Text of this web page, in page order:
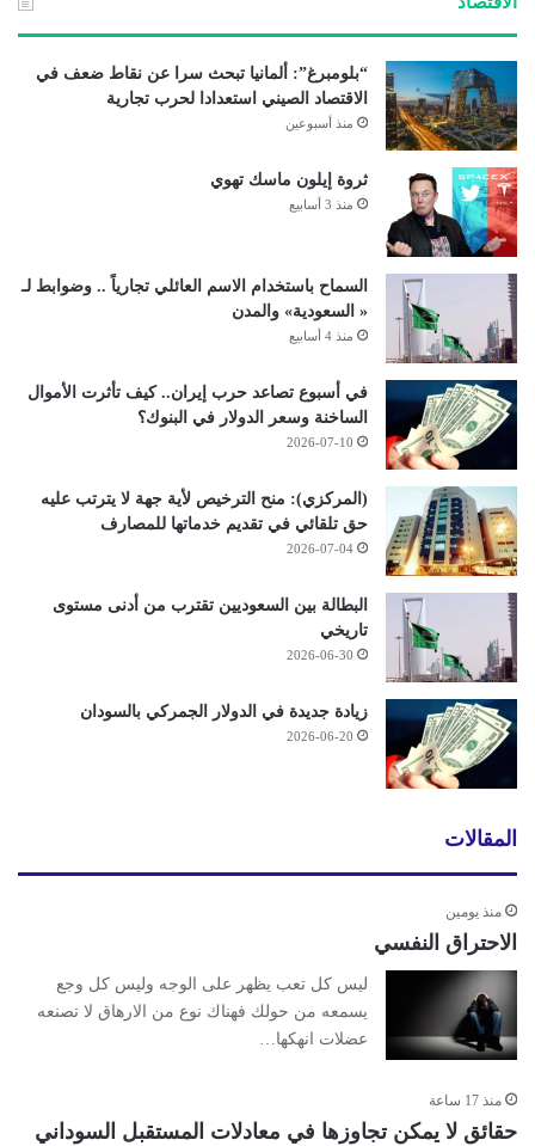
“بلومبرغ”: ألمانيا تبحث سرا عن نقاط ضعف في
الاقتصاد الصيني استعدادا لحرب تجارية
منذ أسبوعين
ثروة إيلون ماسك تهوي
منذ 3 أسابيع
السماح باستخدام الاسم العائلي تجارياً .. وضوابط لـ
« السعودية» والمدن
منذ 4 أسابيع
في أسبوع تصاعد حرب إيران.. كيف تأثرت الأموال
الساخنة وسعر الدولار في البنوك؟
2026-07-10
(المركزي): منح الترخيص لأية جهة لا يترتب عليه
حق تلقائي في تقديم خدماتها للمصارف
2026-07-04
البطالة بين السعوديين تقترب من أدنى مستوى
تاريخي
2026-06-30
زيادة جديدة في الدولار الجمركي بالسودان
2026-06-20
المقالات
منذ يومين
الاحتراق النفسي
ليس كل تعب يظهر على الوجه وليس كل وجع
يسمعه من حولك فهناك نوع من الارهاق لا تصنعه
عضلات انهكها…
منذ 17 ساعة
حقائق لا يمكن تجاوزها في معادلات المستقبل السوداني